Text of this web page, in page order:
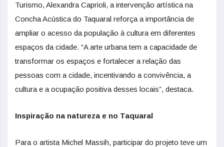
Turismo, Alexandra Caprioli, a intervenção artística na
Concha Acústica do Taquaral reforça a importância de
ampliar o acesso da população à cultura em diferentes
espaços da cidade. “A arte urbana tem a capacidade de
transformar os espaços e fortalecer a relação das
pessoas com a cidade, incentivando a convivência, a
cultura e a ocupação positiva desses locais”, destaca.
Inspiração na natureza e no Taquaral
Para o artista Michel Massih, participar do projeto teve um